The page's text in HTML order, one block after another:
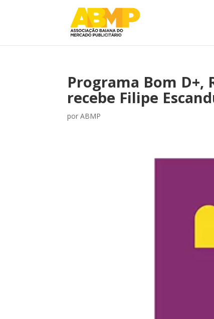
Programa Bom D+,
recebe Filipe
porABMP